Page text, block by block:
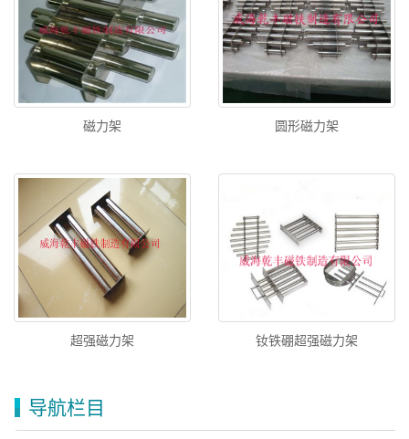
磁力架 圆形磁力架
超强磁力架 钕铁硼超强磁力架
导航栏目